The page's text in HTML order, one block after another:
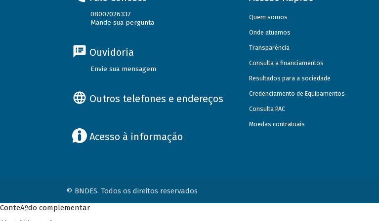
08007026337
Mande sua pergunta
Ouvidoria
Envie sua mensagem
Outros telefones e endereços
Acesso à informação
Quem somos
Onde atuamos
Transparência
Consulta a financiamentos
Resultados para a sociedade
Credenciamento de Equipamentos
Consulta PAC
Moedas contratuais
© BNDES. Todos os direitos reservados
ConteÃºdo complementar